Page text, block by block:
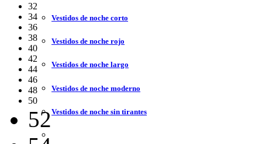
Vestidos de noche corto
Vestidos de noche rojo
Vestidos de noche largo
Vestidos de noche moderno
Vestidos de noche sin tirantes
32
34
36
38
40
42
44
46
48
50
52